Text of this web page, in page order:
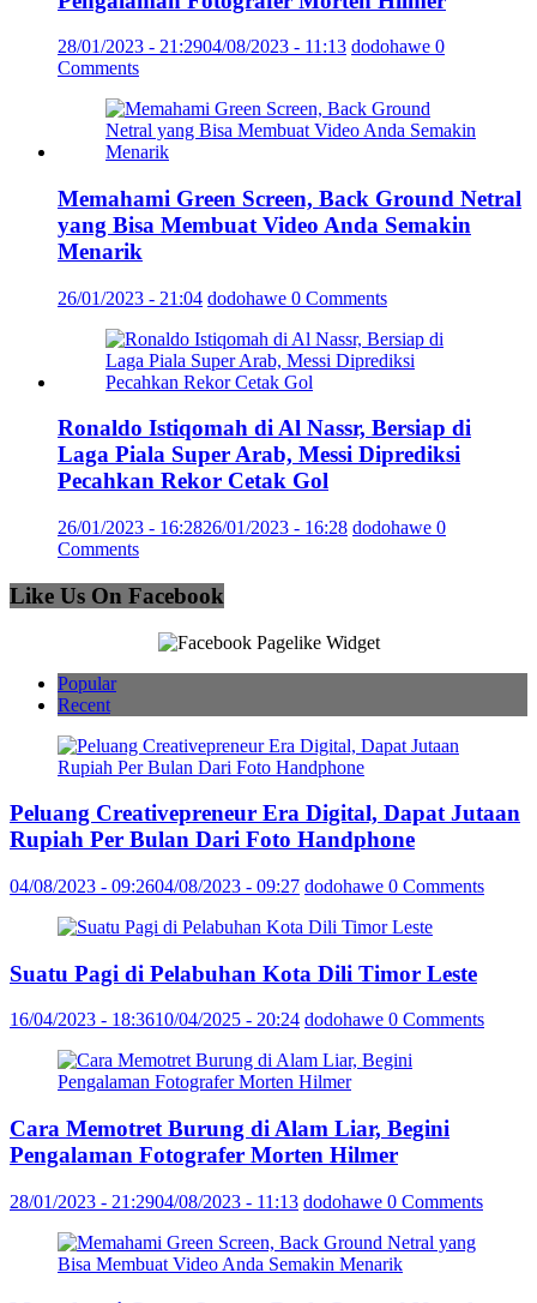
28/01/2023 - 21:2904/08/2023 - 11:13 dodohawe 0
Comments
Memahami Green Screen, Back Ground Netral
yang Bisa Membuat Video Anda Semakin
Menarik
26/01/2023 - 21:04 dodohawe 0 Comments
Ronaldo Istiqomah di Al Nassr, Bersiap di
Laga Piala Super Arab, Messi Diprediksi
Pecahkan Rekor Cetak Gol
26/01/2023 - 16:2826/01/2023 - 16:28 dodohawe 0
Comments
Like Us On Facebook
Popular
Recent
Peluang Creativepreneur Era Digital, Dapat Jutaan
Rupiah Per Bulan Dari Foto Handphone
04/08/2023 - 09:2604/08/2023 - 09:27 dodohawe 0 Comments
Suatu Pagi di Pelabuhan Kota Dili Timor Leste
16/04/2023 - 18:3610/04/2025 - 20:24 dodohawe 0 Comments
Cara Memotret Burung di Alam Liar, Begini
Pengalaman Fotografer Morten Hilmer
28/01/2023 - 21:2904/08/2023 - 11:13 dodohawe 0 Comments